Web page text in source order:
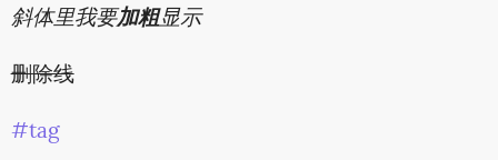
斜体里我要加粗显示
删除线
#tag